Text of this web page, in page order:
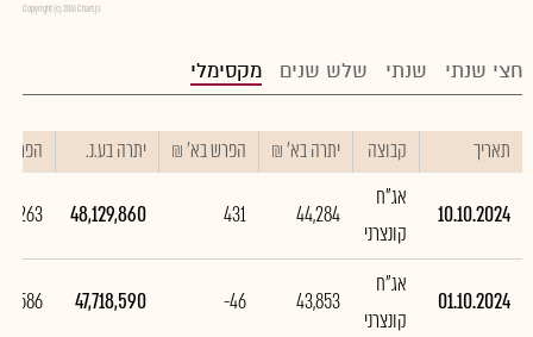
Copyright (c) 2016 Chart.js
חצי שנתי שנתי שלש שנים מקסימלי
תאריך קבוצה יתרה בא' ₪ הפרש בא' ₪ יתרה בע.נ. הפרש
10.10.2024
אג"ח
קונצרני
44,284
431
48,129,860
01.10.2024
אג"ח
קונצרני
43,853
-46
47,718,590